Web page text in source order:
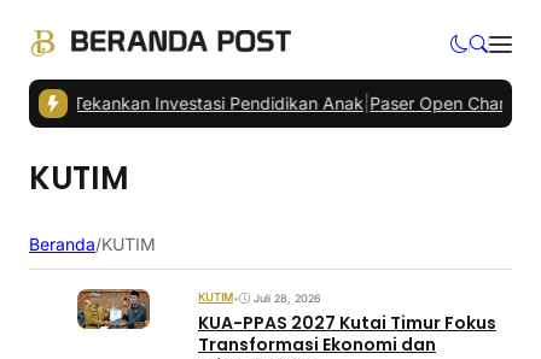
Tekankan Investasi Pendidikan Anak|Paser Open
KUTIM
Beranda/KUTIM
KUTIM• Juli 28, 2026
KUA-PPAS 2027 Kutai Timur Fokus
Transformasi Ekonomi dan